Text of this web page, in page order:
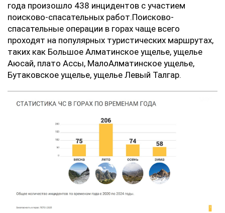
года произошло 438 инцидентов с участием
поисково-спасательных работ.Поисково-
спасательные операции в горах чаще всего
проходят на популярных туристических маршрутах,
таких как Большое Алматинское ущелье, ущелье
Аюсай, плато Ассы, МалоАлматинское ущелье,
Бутаковское ущелье, ущелье Левый Талгар.